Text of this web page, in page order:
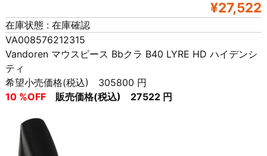
¥27,522
在庫状態 : 在庫確認
VA008576212315
Vandoren マウスピース Bbクラ B40 LYRE HD ハイデンシ
ティ
希望小売価格(税込) 305800 円
10 %OFF販売価格(税込) 27522 円